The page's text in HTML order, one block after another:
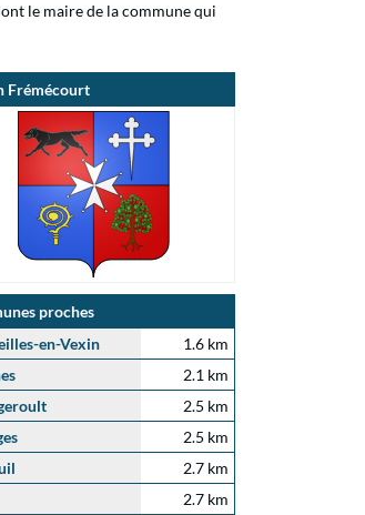
le maire de la commune qui
Frémécourt
proches
en-Vexin
1.6 km
2.1 km
2.5 km
2.5 km
2.7 km
2.7 km